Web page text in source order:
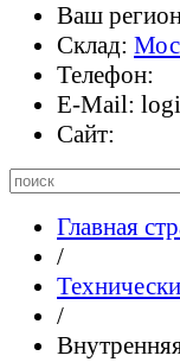
Ваш
Склад:
Телефон:
E-Mail:
Сайт:
Главная
/
/